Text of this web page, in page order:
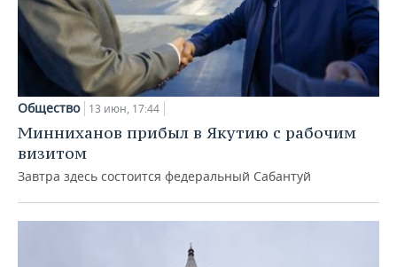
Общество 13 июн, 17:44
Минниханов прибыл в Якутию с рабочим
визитом
Завтра здесь состоится федеральный Сабантуй